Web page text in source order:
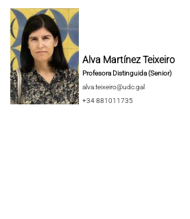
Alva Martínez Teixeiro
Profesora Distinguida (Senior)
alva.teixeiro@udc.gal
+34 881011735